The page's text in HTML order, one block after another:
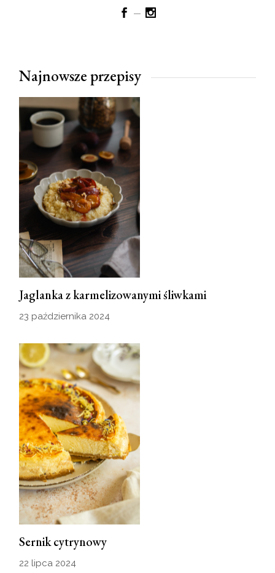
Najnowsze przepisy
Jaglanka z karmelizowanymi śliwkami
23 października 2024
Sernik cytrynowy
22 lipca 2024